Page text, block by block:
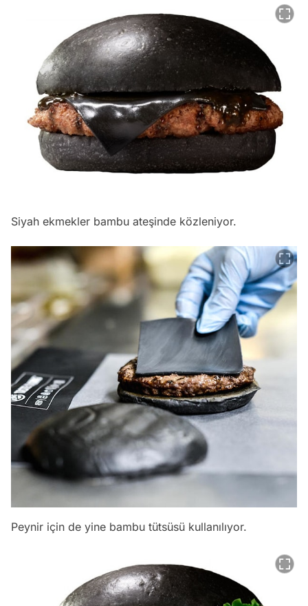
Siyah ekmekler bambu ateşinde közleniyor.
Peynir için de yine bambu tütsüsü kullanılıyor.